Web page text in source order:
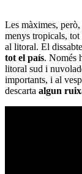
Les màximes, però,
menys tropicals, tot
al litoral. El
tot el país. Només
litoral sud i
importants, i al
descarta algun